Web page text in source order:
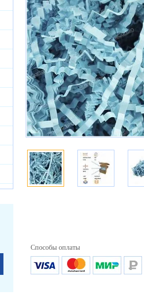
Способы оплаты